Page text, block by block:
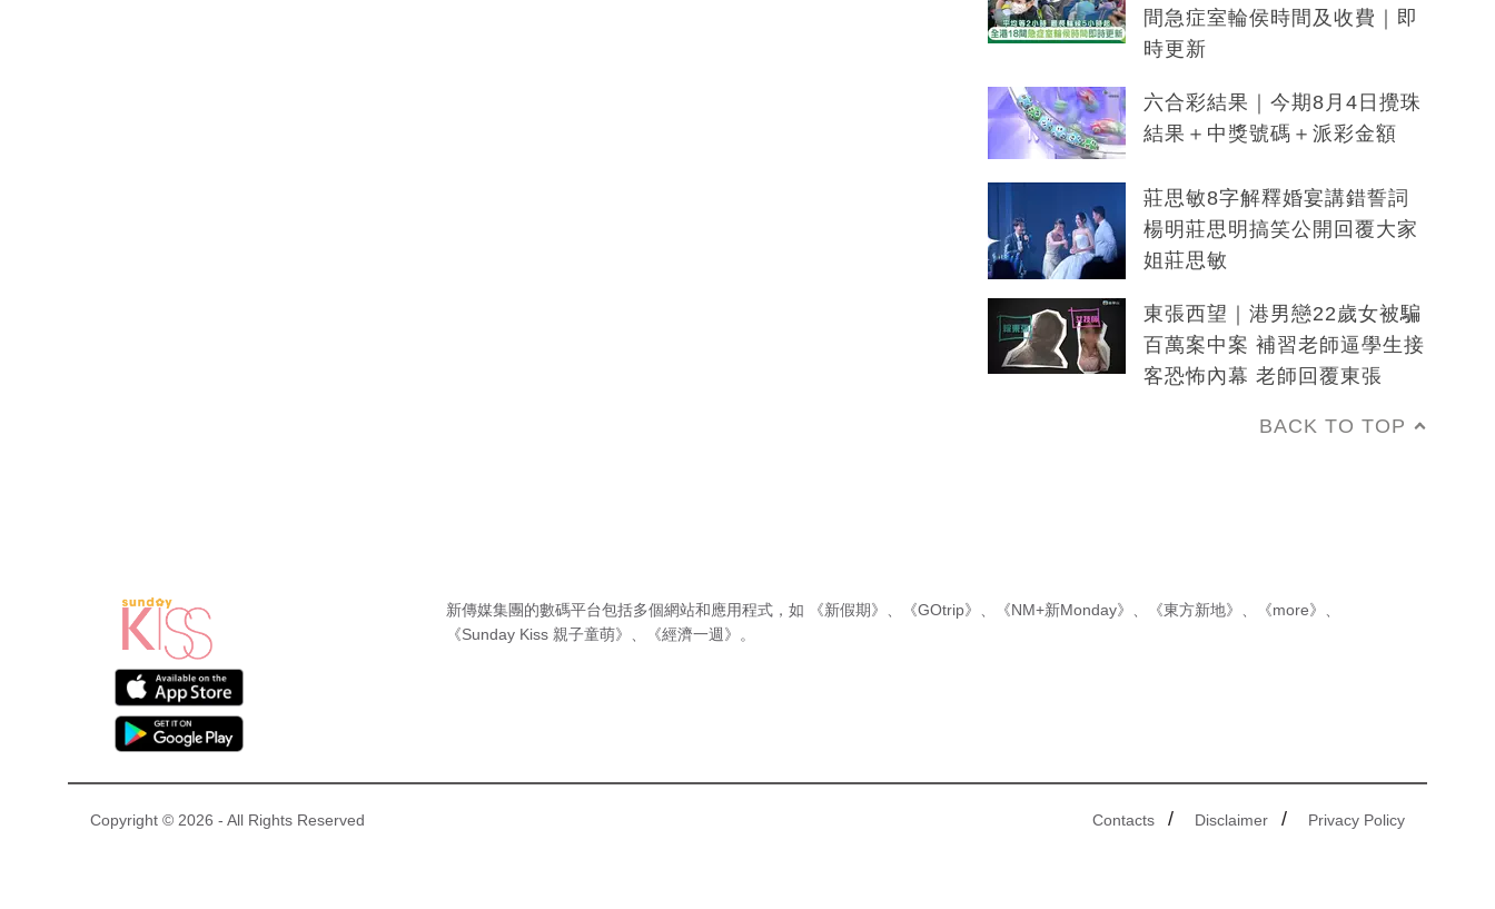
間急症室輪侯時間及收費｜即
時更新
六合彩結果｜今期8月4日攪珠
結果＋中獎號碼＋派彩金額
莊思敏8字解釋婚宴講錯誓詞
楊明莊思明搞笑公開回覆大家
姐莊思敏
東張西望｜港男戀22歲女被騙
百萬案中案 補習老師逼學生接
客恐怖內幕 老師回覆東張
BACK TO TOP
新傳媒集團的數碼平台包括多個網站和應用程式，如 《新假期》 《GOtrip》 《NM+新Monday》 《東方新地》 《more》
《Sunday Kiss 親子童萌》
《經濟一週》 。
Contacts / Disclaimer / Privacy Policy
Copyright © 2026 - All Rights Reserved